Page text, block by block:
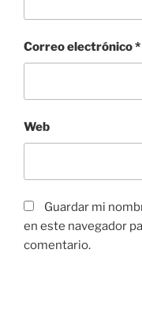
Correo electrónico*
Web
Guardar mi
en este navegador
comentario.